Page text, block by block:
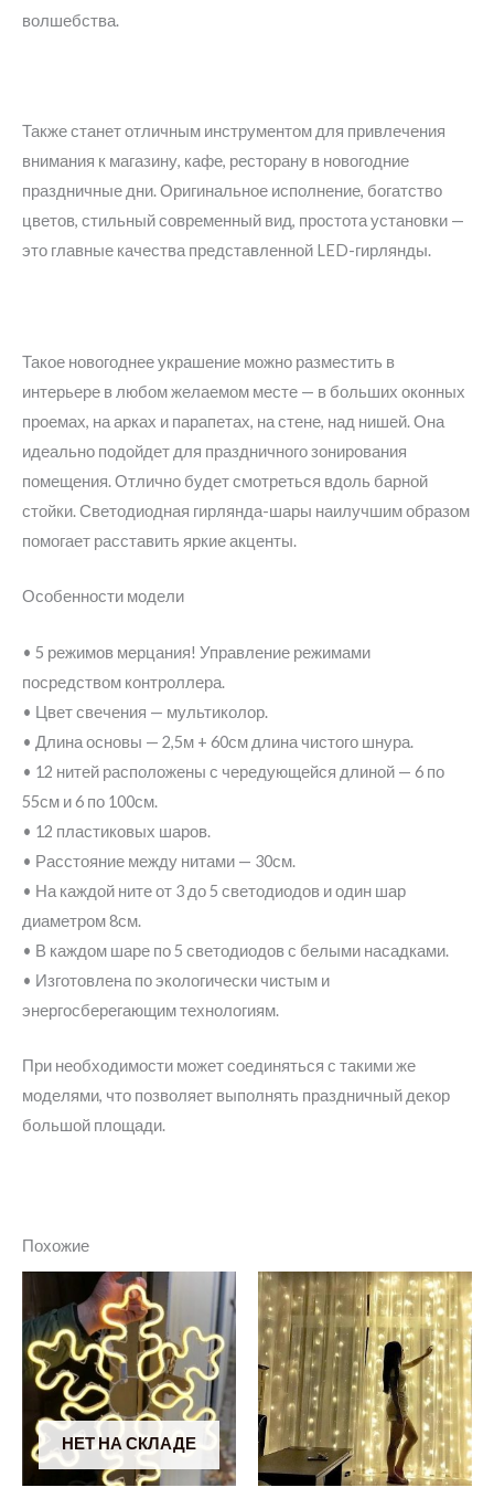
волшебства.
Также станет отличным инструментом для привлечения
внимания к магазину, кафе, ресторану в новогодние
праздничные дни. Оригинальное исполнение, богатство
цветов, стильный современный вид, простота установки —
это главные качества представленной LED-гирлянды.
Такое новогоднее украшение можно разместить в
интерьере в любом желаемом месте — в больших оконных
проемах, на арках и парапетах, на стене, над нишей. Она
идеально подойдет для праздничного зонирования
помещения. Отлично будет смотреться вдоль барной
стойки. Светодиодная гирлянда-шары наилучшим образом
помогает расставить яркие акценты.
Особенности модели
• 5 режимов мерцания! Управление режимами
посредством контроллера.
• Цвет свечения — мультиколор.
• Длина основы — 2,5м + 60см длина чистого шнура.
• 12 нитей расположены с чередующейся длиной — 6 по
55см и 6 по 100см.
• 12 пластиковых шаров.
• Расстояние между нитами — 30см.
• На каждой ните от 3 до 5 светодиодов и один шар
диаметром 8см.
• В каждом шаре по 5 светодиодов с белыми насадками.
• Изготовлена по экологически чистым и
энергосберегающим технологиям.
При необходимости может соединяться с такими же
моделями, что позволяет выполнять праздничный декор
большой площади.
Похожие
НЕТ НА СКЛАДЕ